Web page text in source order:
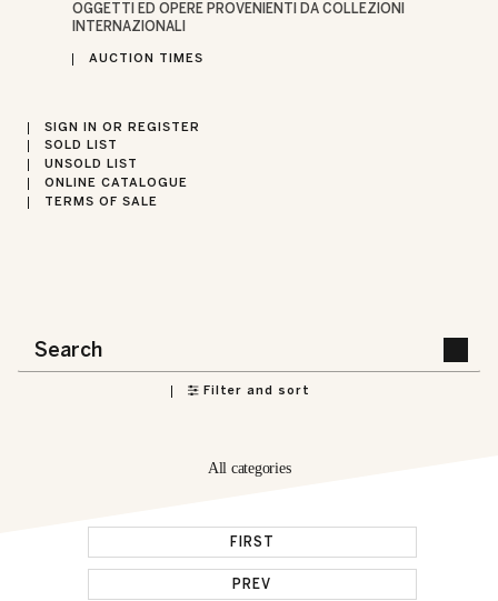
OGGETTI ED OPERE PROVENIENTI DA COLLEZIONI
INTERNAZIONALI
AUCTION TIMES
SIGN IN OR REGISTER
SOLD LIST
UNSOLD LIST
ONLINE CATALOGUE
TERMS OF SALE
Filter and sort
All categories
FIRST
PREV